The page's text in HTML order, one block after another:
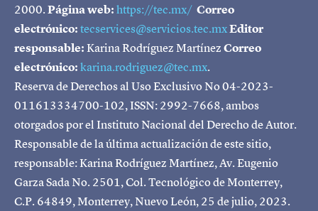
2000.Página web:https://tec.mx/ Correo
electrónico:tecservices@servicios.tec.mxEditor
responsable:Karina Rodríguez MartínezCorreo
electrónico:karina.rodriguez@tec.mx.
Reserva de Derechos al Uso Exclusivo No 04-2023-
011613334700-102, ISSN: 2992-7668, ambos
otorgados por el Instituto Nacional del Derecho de Autor.
Responsable de la última actualización de este sitio,
responsable: Karina Rodríguez Martínez, Av. Eugenio
Garza Sada No. 2501, Col. Tecnológico de Monterrey,
C.P. 64849, Monterrey, Nuevo León, 25 de julio, 2023.